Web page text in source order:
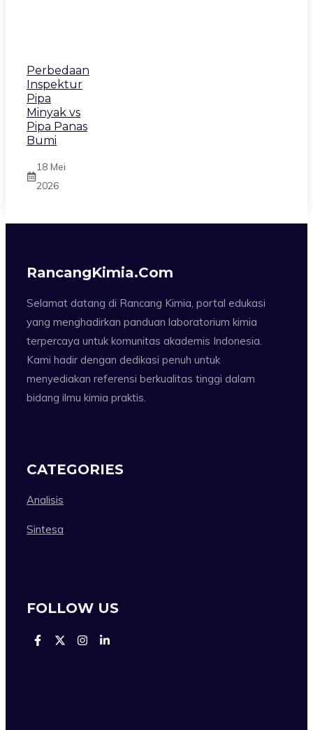
Perbedaan
Inspektur
Pipa
Minyak vs
Pipa Panas
Bumi
18 Mei
2026
RancangKimia.com
Selamat datang di Rancang Kimia, portal edukasi
yang menghadirkan panduan laboratorium kimia
terpercaya untuk komunitas akademis Indonesia.
Kami hadir dengan dedikasi penuh untuk
menyediakan referensi berkualitas tinggi dalam
bidang ilmu kimia praktis.
CATEGORIES
Analisis
Sintesa
FOLLOW US